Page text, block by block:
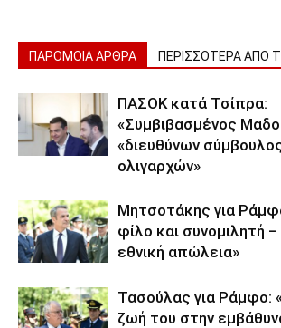
ΠΑΡΟΜΟΙΑ ΑΡΘΡΑ ΠΕΡΙΣΣΟΤΕΡΑ ΑΠΟ
ΠΑΣΟΚ κατά Τσίπρα:
«Συμβιβασμένος
«διευθύνων
ολιγαρχών»
Μητσοτάκης για
φίλο και συνομιλητή –
εθνική απώλεια»
Τασούλας για Ράμφο:
ζωή του στην